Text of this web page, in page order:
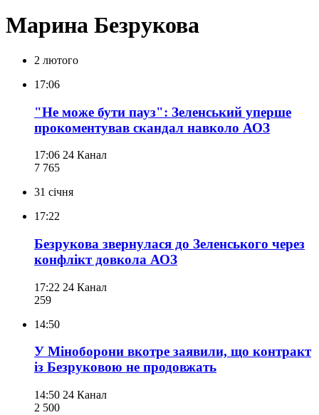
Марина Безрукова
2 лютого
17:06
"Не може бути пауз": Зеленський уперше
прокоментував скандал навколо АОЗ
17:06 24 Канал
7 765
31 січня
17:22
Безрукова звернулася до Зеленського через
конфлікт довкола АОЗ
17:22 24 Канал
259
14:50
У Міноборони вкотре заявили, що контракт
із Безруковою не продовжать
14:50 24 Канал
2 500